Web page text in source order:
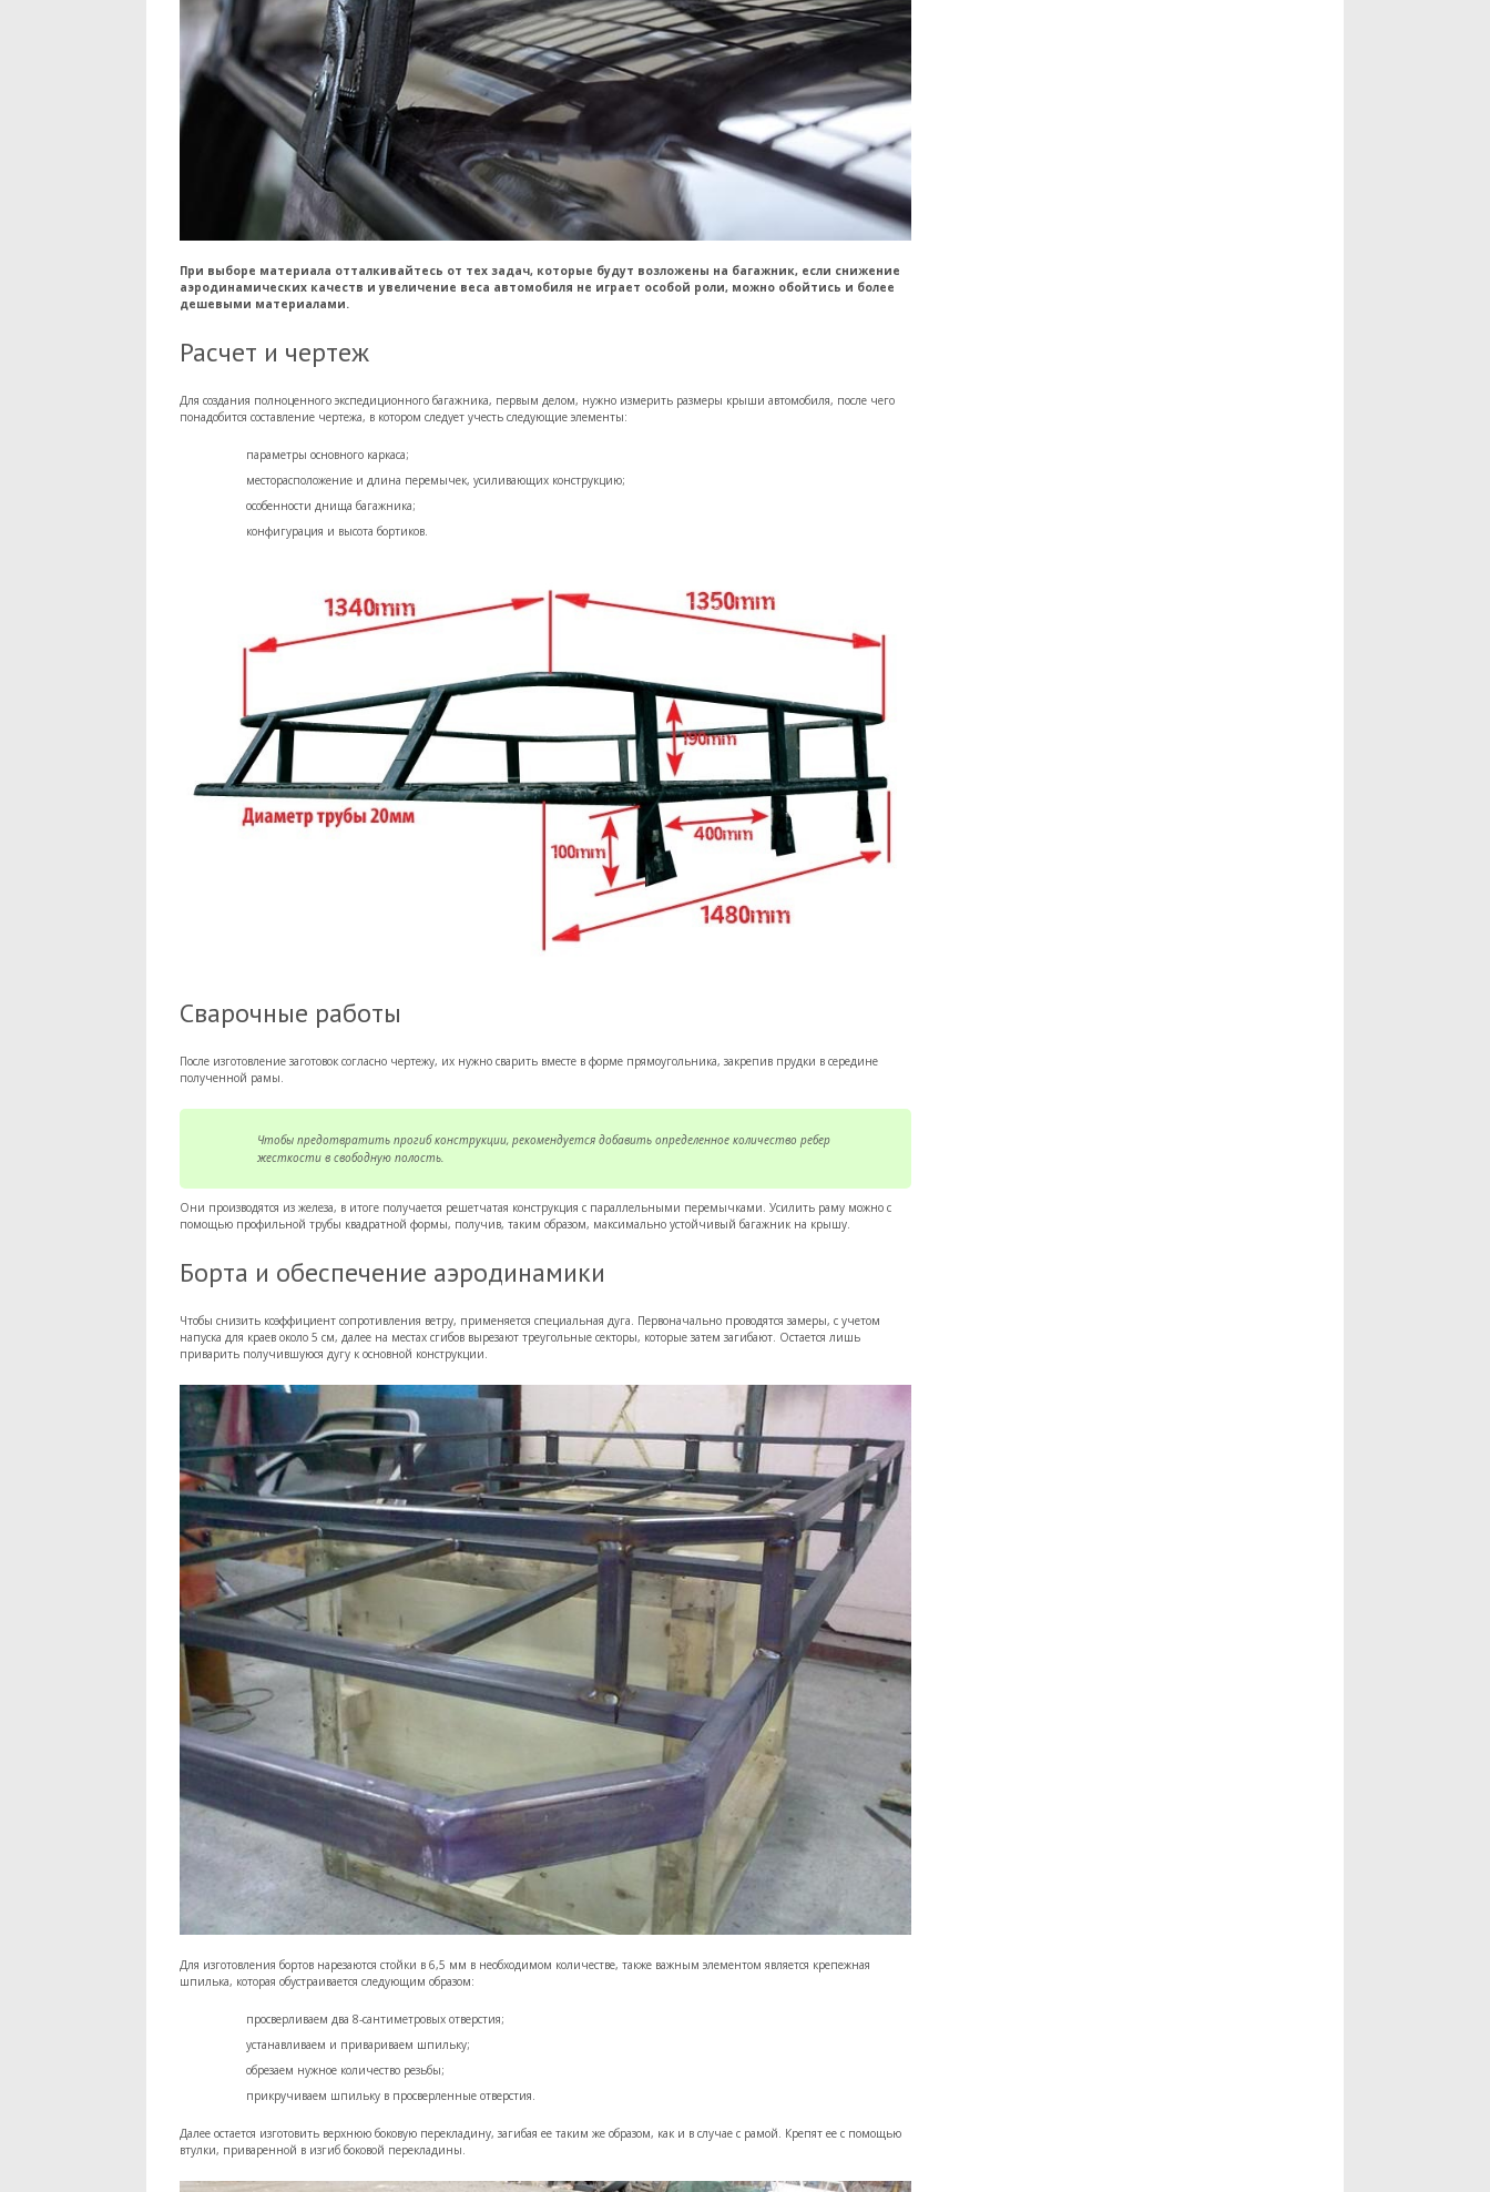
При выборе материала отталкивайтесь от тех задач, которые будут возложены на багажник, если снижение
аэродинамических качеств и увеличение веса автомобиля не играет особой роли, можно обойтись и более
дешевыми материалами.
Расчет и чертеж
Для создания полноценного экспедиционного багажника, первым делом, нужно измерить размеры крыши автомобиля, после чего
понадобится составление чертежа, в котором следует учесть следующие элементы:
параметры основного каркаса;
месторасположение и длина перемычек, усиливающих конструкцию;
особенности днища багажника;
конфигурация и высота бортиков.
Сварочные работы
После изготовление заготовок согласно чертежу, их нужно сварить вместе в форме прямоугольника, закрепив прудки в середине
полученной рамы.
Чтобы предотвратить прогиб конструкции, рекомендуется добавить определенное количество ребер
жесткости в свободную полость.
Они производятся из железа, в итоге получается решетчатая конструкция с параллельными перемычками. Усилить раму можно с
помощью профильной трубы квадратной формы, получив, таким образом, максимально устойчивый багажник на крышу.
Борта и обеспечение аэродинамики
Чтобы снизить коэффициент сопротивления ветру, применяется специальная дуга. Первоначально проводятся замеры, с учетом
напуска для краев около 5 см, далее на местах сгибов вырезают треугольные секторы, которые затем загибают. Остается лишь
приварить получившуюся дугу к основной конструкции.
Для изготовления бортов нарезаются стойки в 6,5 мм в необходимом количестве, также важным элементом является крепежная
шпилька, которая обустраивается следующим образом:
просверливаем два 8-сантиметровых отверстия;
устанавливаем и привариваем шпильку;
обрезаем нужное количество резьбы;
прикручиваем шпильку в просверленные отверстия.
Далее остается изготовить верхнюю боковую перекладину, загибая ее таким же образом, как и в случае с рамой. Крепят ее с помощью
втулки, приваренной в изгиб боковой перекладины.